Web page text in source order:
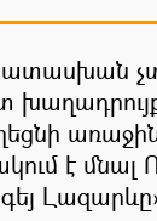
է մնալ